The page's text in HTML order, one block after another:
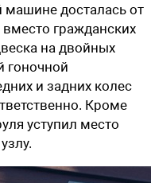
досталась от
гражданских
на двойных
гоночной
и задних колес
Кроме
уступил место